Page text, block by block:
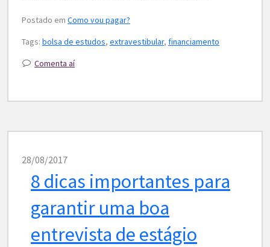
Postado em Como vou pagar?
Tags: bolsa de estudos, extravestibular, financiamento
Comenta aí
28/08/2017
8 dicas importantes para
garantir uma boa
entrevista de estágio